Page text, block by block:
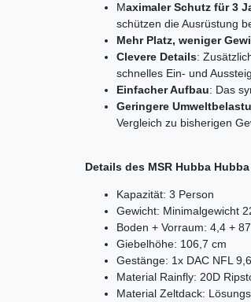
Maximaler Schutz für 3
schützen die Ausrüstung
Mehr Platz, weniger
Clevere Details:
schnelles Ein- und
Einfacher Aufbau: Das
Geringere
Vergleich zu bisherigen
Details des MSR Hubba Hubba
Kapazität: 3 Person
Gewicht: Minimalgewicht
Boden + Vorraum: 4,4 +
Giebelhöhe: 106,7 cm
Gestänge: 1x DAC NFL
Material Rainfly: 20D
Material Zeltdack: